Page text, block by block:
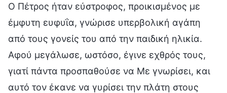
Ο Πέτρος ήταν εύστροφος, προικισμένος με
έμφυτη ευφυΐα, γνώρισε υπερβολική αγάπη
από τους γονείς του από την παιδική ηλικία.
Αφού μεγάλωσε, ωστόσο, έγινε εχθρός τους,
γιατί πάντα προσπαθούσε να Με γνωρίσει, και
αυτό τον έκανε να γυρίσει την πλάτη στους